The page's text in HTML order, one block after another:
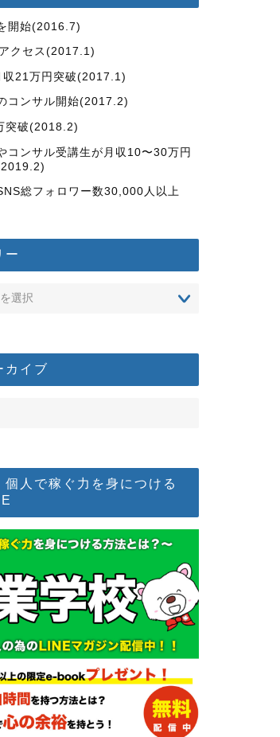
開始(2016.7)
クセス(2017.1)
収21万円突破(2017.1)
コンサル開始(2017.2)
突破(2018.2)
コンサル受講生が月収10〜30万円
総フォロワー数30,000人以上
ー
カイブ
個人で稼ぐ力を身につける